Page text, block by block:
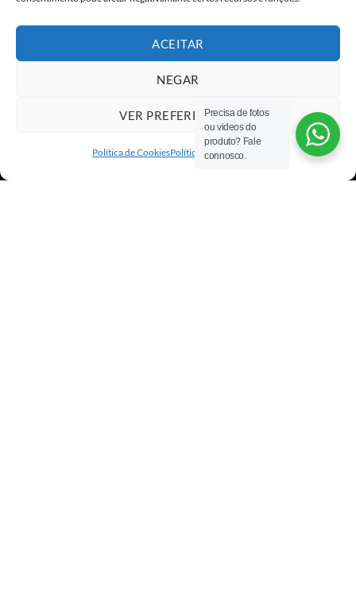
ACEITAR
NEGAR
VER PREFERÊNCIAS
Política de CookiesPolítica de privacidade
Stripe MasterCardCash
Copyright 2026 ©All rights reserved
Precisa de fotos
ou videos do
produto? Fale
connosco.